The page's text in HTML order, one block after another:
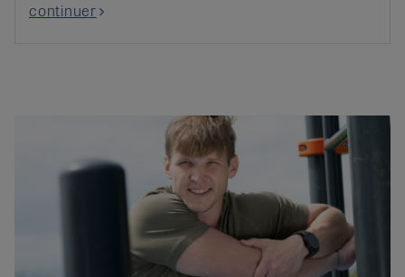
continuer